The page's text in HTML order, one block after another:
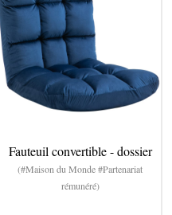
Fauteuil convertible - dossier
(#Maison du Monde #Partenariat
rémunéré)